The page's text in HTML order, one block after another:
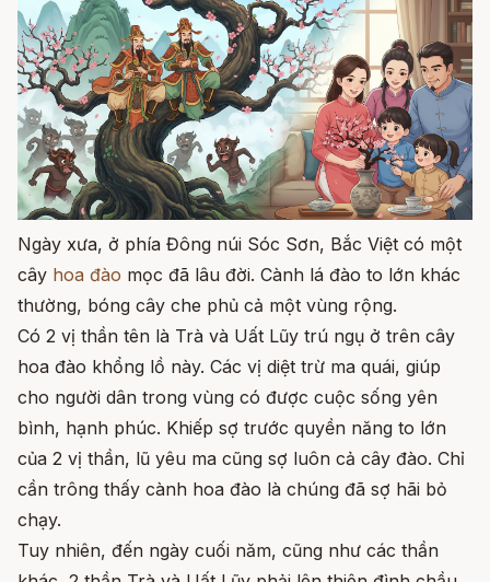
Ngày xưa, ở phía Đông núi Sóc Sơn, Bắc Việt có một
cây hoa đào mọc đã lâu đời. Cành lá đào to lớn khác
thường, bóng cây che phủ cả một vùng rộng.
Có 2 vị thần tên là Trà và Uất Lũy trú ngụ ở trên cây
hoa đào khổng lồ này. Các vị diệt trừ ma quái, giúp
cho người dân trong vùng có được cuộc sống yên
bình, hạnh phúc. Khiếp sợ trước quyền năng to lớn
của 2 vị thần, lũ yêu ma cũng sợ luôn cả cây đào. Chỉ
cần trông thấy cành hoa đào là chúng đã sợ hãi bỏ
chạy.
Tuy nhiên, đến ngày cuối năm, cũng như các thần